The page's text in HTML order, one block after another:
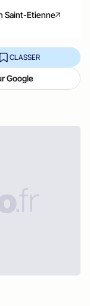
Saint-Etienne
CLASSER
Google